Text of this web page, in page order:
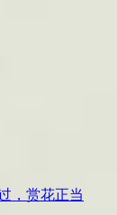
，赏花正当